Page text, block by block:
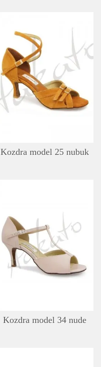
LISTA ŻYCZEŃ
SZCZEGÓŁY
Kozdra model 25 nubuk
LISTA ŻYCZEŃ
SZCZEGÓŁY
Kozdra model 34 nude